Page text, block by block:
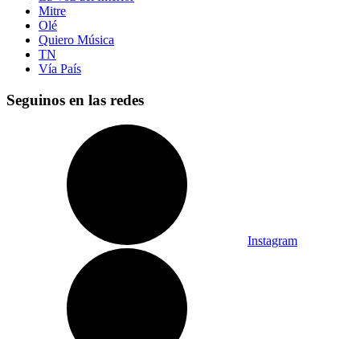
Mitre
Olé
Quiero Música
TN
Vía País
Seguinos en las redes
Instagram